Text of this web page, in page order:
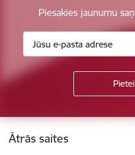
Piesakies jaunumu
Kājene
Ātrās saites